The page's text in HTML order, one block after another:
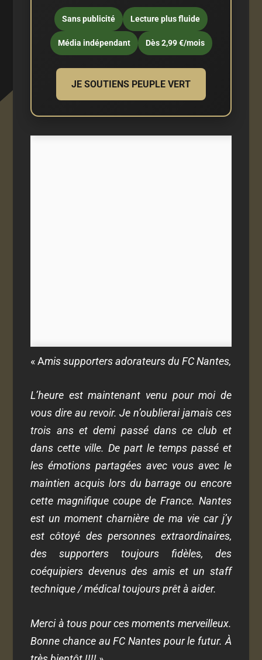
Sans publicité Lecture plus fluide
Média indépendant Dès 2,99 €/mois
JE SOUTIENS PEUPLE VERT
« Amis supporters adorateurs du FC Nantes,
L’heure est maintenant venu pour moi de
vous dire au revoir. Je n’oublierai jamais ces
trois ans et demi passé dans ce club et
dans cette ville. De part le temps passé et
les émotions partagées avec vous avec le
maintien acquis lors du barrage ou encore
cette magnifique coupe de France. Nantes
est un moment charnière de ma vie car j’y
est côtoyé des personnes extraordinaires,
des supporters toujours fidèles, des
coéquipiers devenus des amis et un staff
technique / médical toujours prêt à aider.
Merci à tous pour ces moments merveilleux.
Bonne chance au FC Nantes pour le futur. À